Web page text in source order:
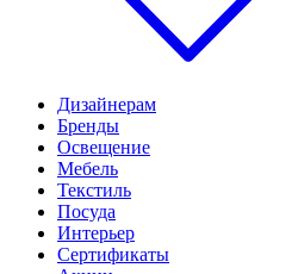
Дизайнерам
Бренды
Освещение
Мебель
Текстиль
Посуда
Интерьер
Сертификаты